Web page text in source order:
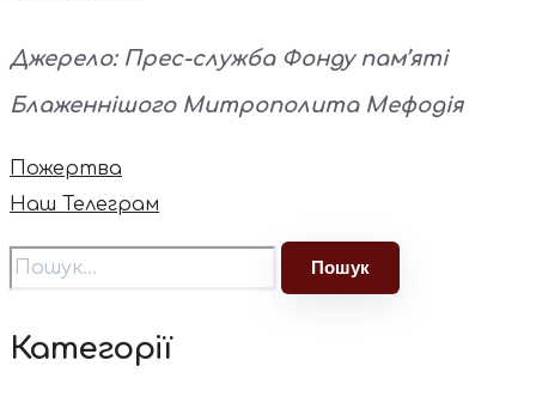
Джерело: Прес-служба Фонду пам’яті
Блаженнішого Митрополита Мефодія
Пожертва
Наш Телеграм
Категорії